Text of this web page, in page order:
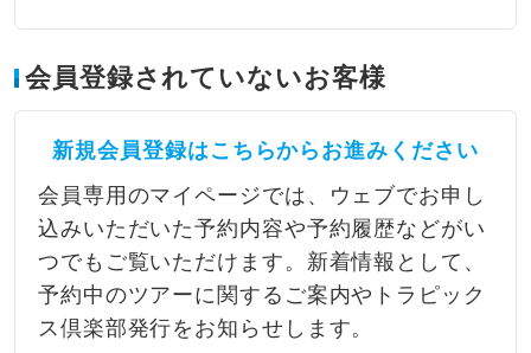
会員登録されていないお客様
新規会員登録はこちらからお進みください
会員専用のマイページでは、ウェブでお申し
込みいただいた予約内容や予約履歴などがい
つでもご覧いただけます。新着情報として、
予約中のツアーに関するご案内やトラピック
ス倶楽部発行をお知らせします。